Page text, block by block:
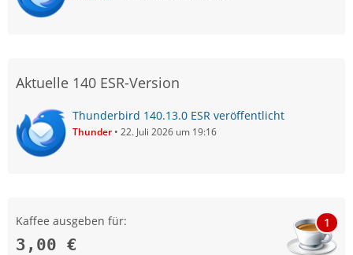
Aktuelle 140 ESR-Version
Thunderbird 140.13.0 ESR veröffentlicht
Thunder 22. Juli 2026 um 19:16
Kaffee ausgeben für:
3,00 €
1